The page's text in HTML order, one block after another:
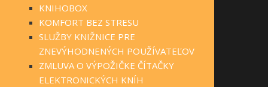
KNIHOBOX
KOMFORT BEZ STRESU
SLUŽBY KNIŽNICE PRE
ZNEVÝHODNENÝCH POUŽÍVATEĽOV
ZMLUVA O VÝPOŽIČKE ČÍTAČKY
ELEKTRONICKÝCH KNÍH